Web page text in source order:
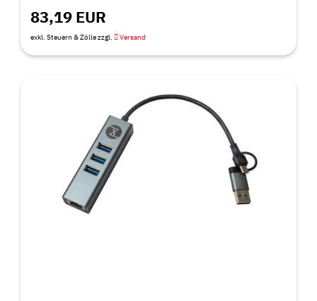
83,19 EUR
exkl. Steuern & Zölle zzgl. Versand